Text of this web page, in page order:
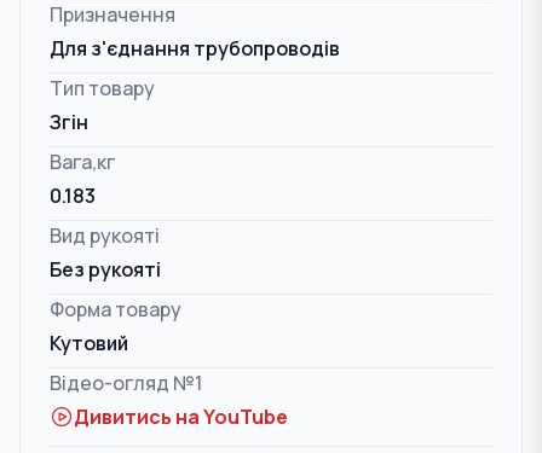
Призначення
Для з'єднання трубопроводів
Тип товару
Згін
Вага,кг
0.183
Вид рукояті
Без рукояті
Форма товару
Кутовий
Відео-огляд №1
Дивитись на YouTube